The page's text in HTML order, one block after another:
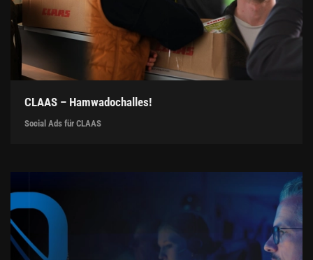
CLAAS – Hamwadochalles!
Social Ads für CLAAS